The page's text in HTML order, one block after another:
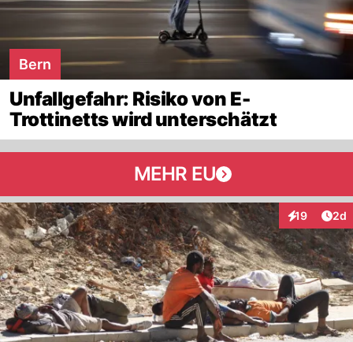
Bern
Unfallgefahr: Risiko von E-
Trottinetts wird unterschätzt
MEHR EU
19
Interaktionen
2d